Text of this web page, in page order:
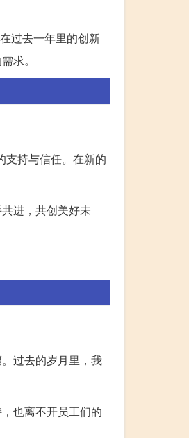
过去一年里的创新
求。
支持与信任。在新的
进，共创美好未
过去的岁月里，我
也离不开员工们的